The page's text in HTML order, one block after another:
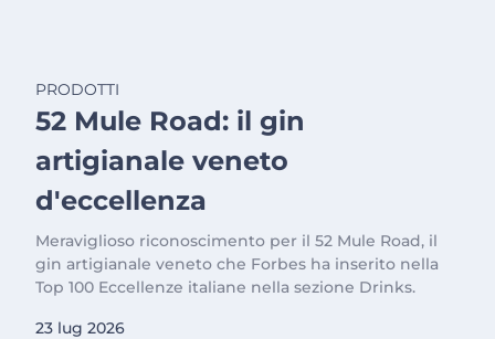
PRODOTTI
52 Mule Road: il gin
artigianale veneto
d'eccellenza
Meraviglioso riconoscimento per il 52 Mule Road, il
gin artigianale veneto che Forbes ha inserito nella
Top 100 Eccellenze italiane nella sezione Drinks.
23 lug 2026